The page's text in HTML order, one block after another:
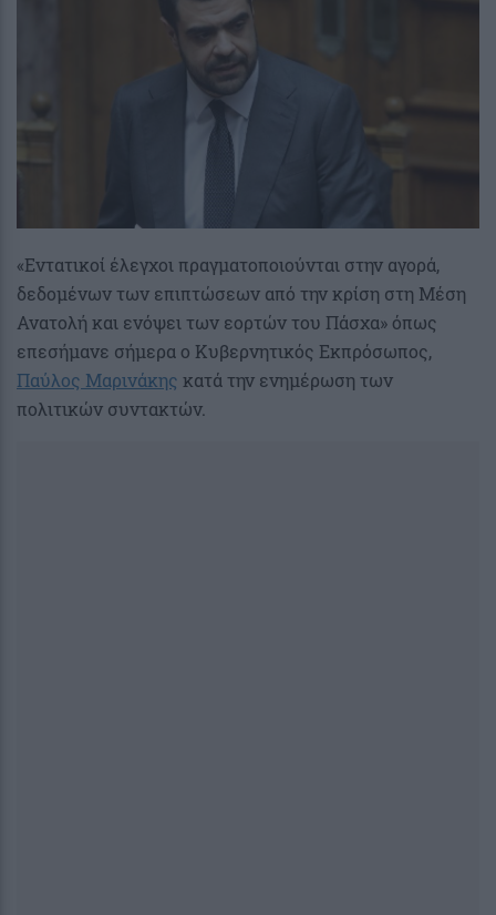
«Eντατικοί έλεγχοι πραγματοποιούνται στην αγορά,
δεδομένων των επιπτώσεων από την κρίση στη Μέση
Ανατολή και ενόψει των εορτών του Πάσχα» όπως
επεσήμανε σήμερα ο Κυβερνητικός Εκπρόσωπος,
Παύλος Μαρινάκης κατά την ενημέρωση των
πολιτικών συντακτών.